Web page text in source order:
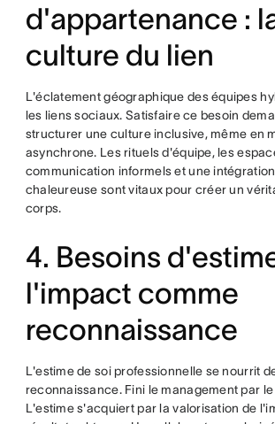
d'appartenance :
culture du lien
L'éclatement géographique des équipes
les liens sociaux. Satisfaire ce besoin
structurer une culture inclusive, même en
asynchrone. Les rituels d'équipe, les
communication informels et une
chaleureuse sont vitaux pour créer un
corps.
4. Besoins
l'impact comme
reconnaissance
L'estime de soi professionnelle se nourrit
reconnaissance. Fini le management par
L'estime s'acquiert par la valorisation de